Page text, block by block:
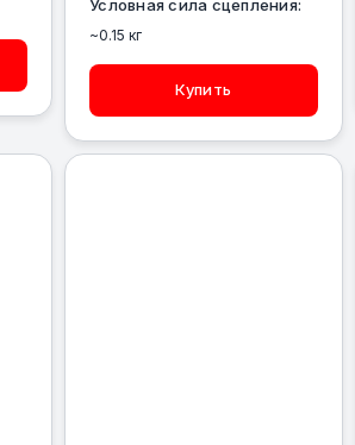
Условная сила сцепления:
~0.15 кг
Купить